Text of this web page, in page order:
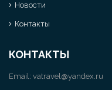
Новости
Контакты
КОНТАКТЫ
Email: vatravel@yandex.ru